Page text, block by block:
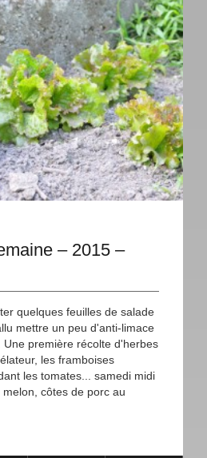
– 2015 –
quelques feuilles de salade
mettre un peu d'anti-limace
première récolte d'herbes
les framboises
les tomates... samedi midi
côtes de porc au